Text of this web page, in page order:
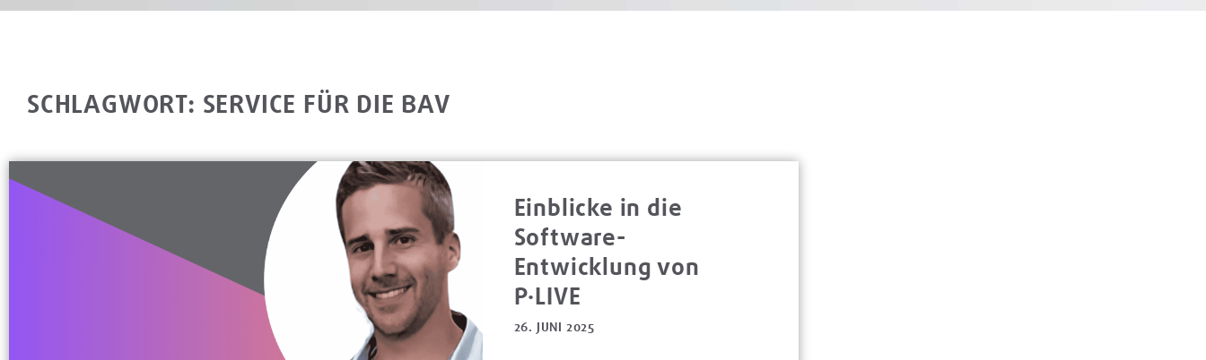
SCHLAGWORT: SERVICE FÜR DIE BAV
Einblicke in die
Software-
Entwicklung von
P·LIVE
26. JUNI 2025